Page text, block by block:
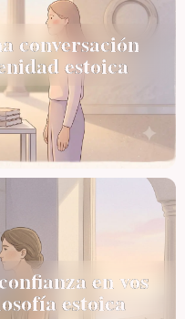
conversación
estoica
en vos
estoica